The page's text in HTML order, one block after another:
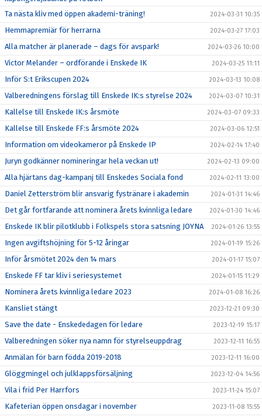
Ta nästa kliv med öppen akademi-träning!
2024-03-31 10:35
Hemmapremiär för herrarna 2024-03-27 17:03
Alla matcher är planerade – dags för avspark! 2024-03-26 10:00
Victor Melander – ordförande i Enskede IK 2024-03-25 11:11
Inför S:t Erikscupen 2024 2024-03-13 10:08
Valberedningens förslag till Enskede IK:s styrelse 2024 2024-03-07 10:31
Kallelse till Enskede IK:s årsmöte 2024-03-07 09:33
Kallelse till Enskede FF:s årsmöte 2024 2024-03-06 12:51
Information om videokameror på Enskede IP 2024-02-14 17:40
Juryn godkänner nomineringar hela veckan ut! 2024-02-13 09:00
Alla hjärtans dag-kampanj till Enskedes Sociala fond 2024-02-11 13:00
Daniel Zetterström blir ansvarig fystränare i akademin 2024-01-31 14:46
Det går fortfarande att nominera årets kvinnliga ledare 2024-01-30 14:46
Enskede IK blir pilotklubb i Folkspels stora satsning JOYNA 2024-01-26 13:55
Ingen avgiftshöjning för 5-12 åringar 2024-01-19 15:26
Inför årsmötet 2024 den 14 mars 2024-01-17 15:07
Enskede FF tar kliv i seriesystemet 2024-01-15 11:29
Nominera årets kvinnliga ledare 2023 2024-01-08 16:26
Kansliet stängt 2023-12-21 09:30
Save the date - Enskededagen för ledare 2023-12-19 15:17
Valberedningen söker nya namn för styrelseuppdrag 2023-12-11 16:55
Anmälan för barn födda 2019-2018 2023-12-11 16:00
Glöggmingel och julklappsförsäljning 2023-12-04 14:56
Vila i frid Per Harrfors 2023-11-24 15:07
Kafeterian öppen onsdagar i november 2023-11-08 15:55